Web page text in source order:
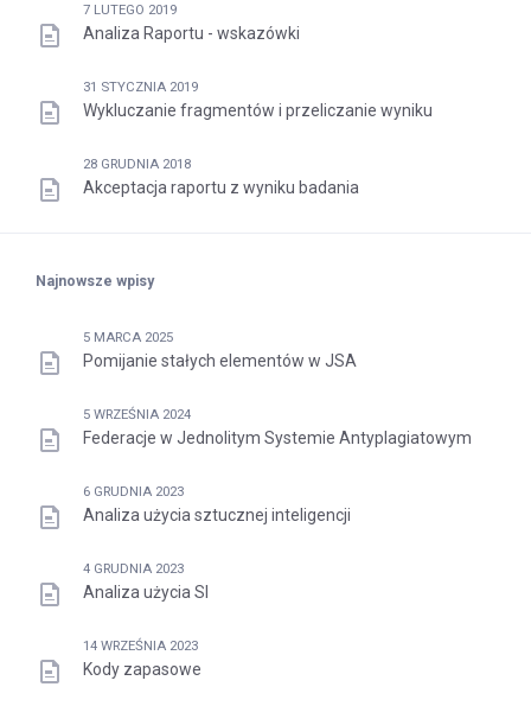
7 LUTEGO 2019
Analiza Raportu - wskazówki
31 STYCZNIA 2019
Wykluczanie fragmentów i przeliczanie wyniku
28 GRUDNIA 2018
Akceptacja raportu z wyniku badania
Najnowsze wpisy
5 MARCA 2025
Pomijanie stałych elementów w JSA
5 WRZEŚNIA 2024
Federacje w Jednolitym Systemie Antyplagiatowym
6 GRUDNIA 2023
Analiza użycia sztucznej inteligencji
4 GRUDNIA 2023
Analiza użycia SI
14 WRZEŚNIA 2023
Kody zapasowe